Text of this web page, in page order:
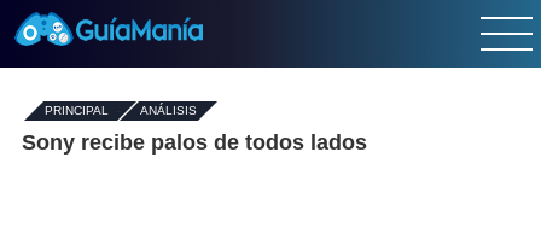
PRINCIPAL - ANÁLISIS
Sony recibe palos de todos lados